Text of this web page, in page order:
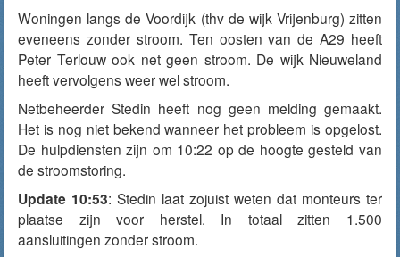
Woningen langs de Voordijk (thv de wijk Vrijenburg) zitten
eveneens zonder stroom. Ten oosten van de A29 heeft
Peter Terlouw ook net geen stroom. De wijk Nieuweland
heeft vervolgens weer wel stroom.
Netbeheerder Stedin heeft nog geen melding gemaakt.
Het is nog niet bekend wanneer het probleem is opgelost.
De hulpdiensten zijn om 10:22 op de hoogte gesteld van
de stroomstoring.
Update 10:53: Stedin laat zojuist weten dat monteurs ter
plaatse zijn voor herstel. In totaal zitten 1.500
aansluitingen zonder stroom.